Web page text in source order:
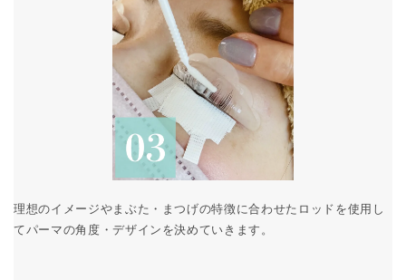
理想のイメージやまぶた・まつげの特徴に合わせたロッドを使用し
てパーマの角度・デザインを決めていきます。